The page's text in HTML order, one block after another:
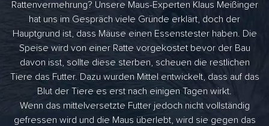
Rattenvermehrung? Unsere Maus-Experten Klaus Meißinger
hat uns im Gespräch viele Gründe erklärt, doch der
Hauptgrund ist, dass Mäuse einen Essenstester haben. Die
Speise wird von einer Ratte vorgekostet bevor der Bau
davon isst, sollte diese sterben, scheuen die restlichen
Tiere das Futter. Dazu wurden Mittel entwickelt, dass auf das
Blut der Tiere es erst nach einigen Tagen wirkt.
Wenn das mittelversetzte Futter jedoch nicht vollständig
gefressen wird und die Maus überlebt, wird sie gegen das